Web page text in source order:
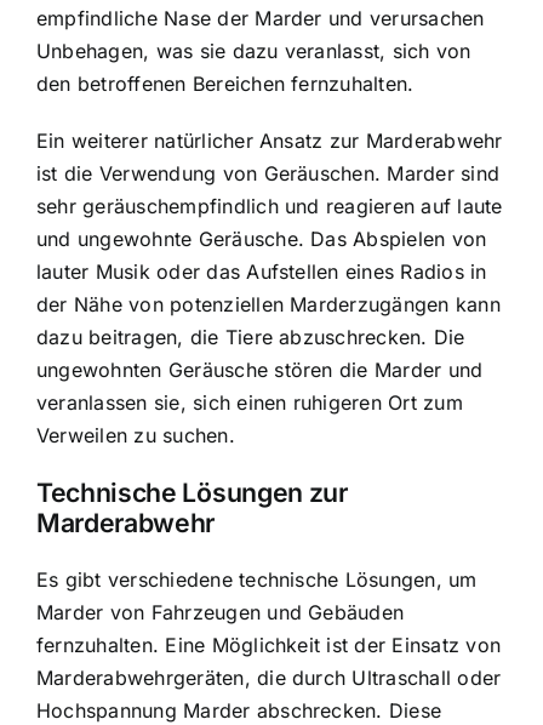
empfindliche Nase der Marder und verursachen
Unbehagen, was sie dazu veranlasst, sich von
den betroffenen Bereichen fernzuhalten.
Ein weiterer natürlicher Ansatz zur Marderabwehr
ist die Verwendung von Geräuschen. Marder sind
sehr geräuschempfindlich und reagieren auf laute
und ungewohnte Geräusche. Das Abspielen von
lauter Musik oder das Aufstellen eines Radios in
der Nähe von potenziellen Marderzugängen kann
dazu beitragen, die Tiere abzuschrecken. Die
ungewohnten Geräusche stören die Marder und
veranlassen sie, sich einen ruhigeren Ort zum
Verweilen zu suchen.
Technische Lösungen zur
Marderabwehr
Es gibt verschiedene technische Lösungen, um
Marder von Fahrzeugen und Gebäuden
fernzuhalten. Eine Möglichkeit ist der Einsatz von
Marderabwehrgeräten, die durch Ultraschall oder
Hochspannung Marder abschrecken. Diese